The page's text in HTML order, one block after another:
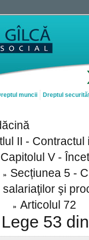
muncii Dreptul
II -
Capitolul V -
Secțiunea 5 -
salariaţilor şi
Articolul 72
Lege 53